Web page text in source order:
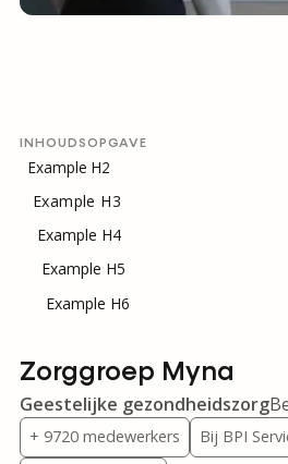
INHOUDSOPGAVE
Example H2
Example H3
Example H4
Example H5
Example H6
Zorggroep Myna
Geestelijke gezondheidszorg
+ 9720 medewerkers
Bij BPI